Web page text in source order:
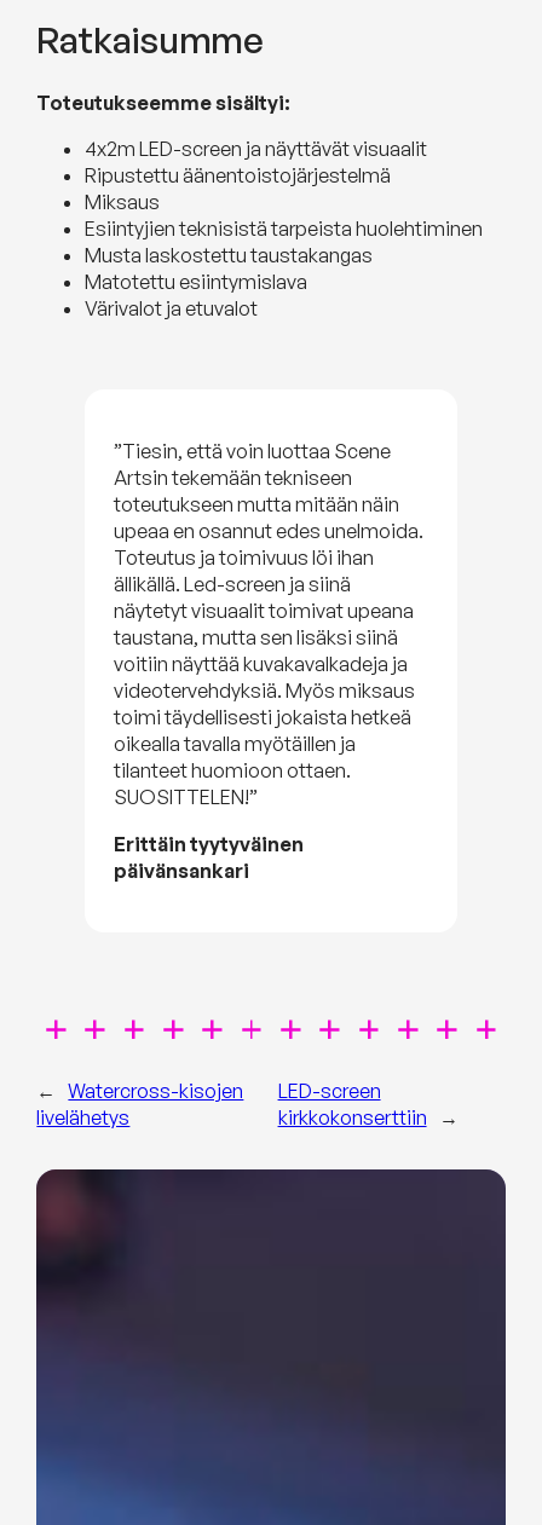
Ratkaisumme
Toteutukseemme sisältyi:
4x2m LED-screen ja näyttävät visuaalit
Ripustettu äänentoistojärjestelmä
Miksaus
Esiintyjien teknisistä tarpeista huolehtiminen
Musta laskostettu taustakangas
Matotettu esiintymislava
Värivalot ja etuvalot
”Tiesin, että voin luottaa Scene
Artsin tekemään tekniseen
toteutukseen mutta mitään näin
upeaa en osannut edes unelmoida.
Toteutus ja toimivuus löi ihan
ällikällä. Led-screen ja siinä
näytetyt visuaalit toimivat upeana
taustana, mutta sen lisäksi siinä
voitiin näyttää kuvakavalkadeja ja
videotervehdyksiä. Myös miksaus
toimi täydellisesti jokaista hetkeä
oikealla tavalla myötäillen ja
tilanteet huomioon ottaen.
SUOSITTELEN!”
Erittäin tyytyväinen
päivänsankari
←
Watercross-kisojen
livelähetys
LED-screen
kirkkokonserttiin
→